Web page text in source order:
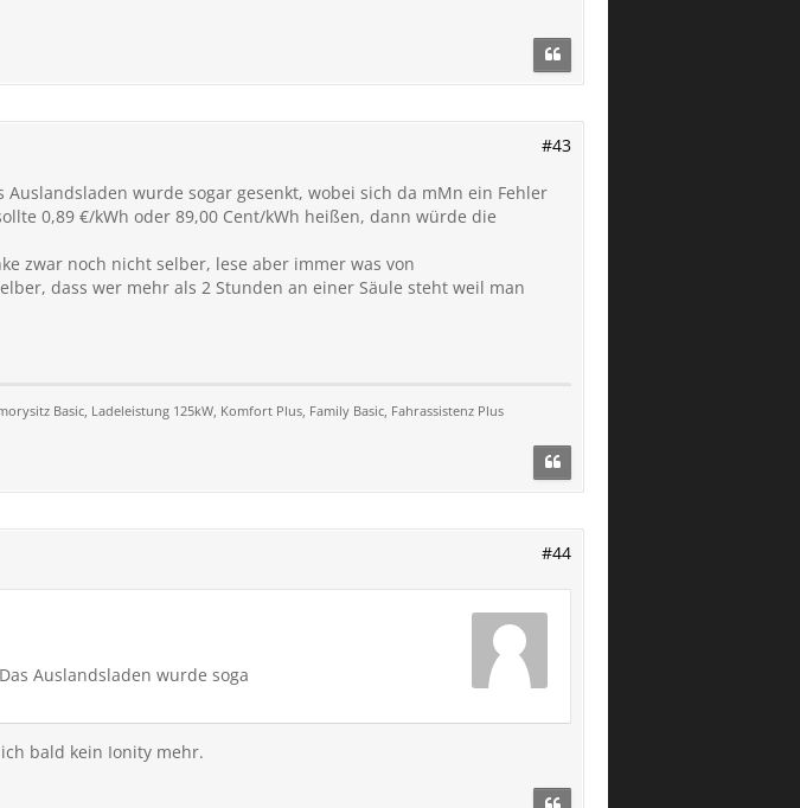
#43
wurde sogar gesenkt, wobei sich da mMn ein Fehler
0,89 €/kWh oder 89,00 Cent/kWh heißen, dann würde die
zwar noch nicht selber, lese aber immer was von
dass wer mehr als 2 Stunden an einer Säule steht weil man
Basic, Ladeleistung 125kW, Komfort Plus, Family Basic, Fahrassistenz Plus
#44
Auslandsladen wurde soga
bald kein Ionity mehr.